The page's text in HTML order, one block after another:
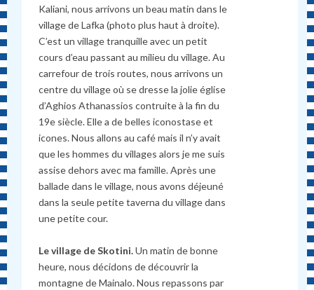
Kaliani, nous arrivons un beau matin dans le
village de Lafka (photo plus haut à droite).
C’est un village tranquille avec un petit
cours d’eau passant au milieu du village. Au
carrefour de trois routes, nous arrivons un
centre du village où se dresse la jolie église
d’Aghios Athanassios contruite à la fin du
19e siècle. Elle a de belles iconostase et
icones. Nous allons au café mais il n’y avait
que les hommes du villages alors je me suis
assise dehors avec ma famille. Après une
ballade dans le village, nous avons déjeuné
dans la seule petite taverna du village dans
une petite cour.
Le village de Skotini.Un matin de bonne
heure, nous décidons de découvrir la
montagne de Mainalo. Nous repassons par